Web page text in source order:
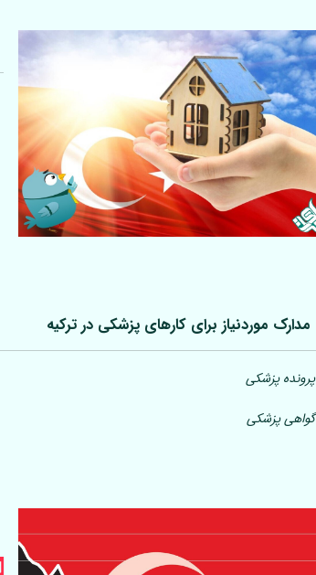
مدارک موردنیاز برای کارهای پزشکی در ترکیه
پرونده پزشکی
گواهی پزشکی